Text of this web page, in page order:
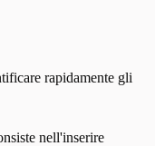
rapidamente gli
nell'inserire